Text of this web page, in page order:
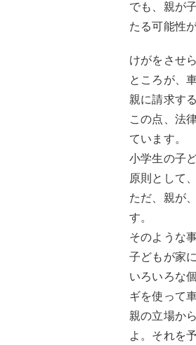
でも、親が
たる可能性
けがをさせ
ところが、
親に請求す
この点、法
ています。
小学生の子
原則として
ただ、親が
す。
そのような
子どもが家
いろいろな
ギを使って
親の立場か
よ。それを